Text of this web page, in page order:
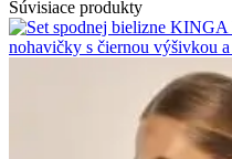
Súvisiace produkty